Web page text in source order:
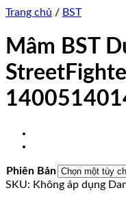
Trang chủ / BST
Mâm BST
Phiên Bản
SKU: Không áp dụng